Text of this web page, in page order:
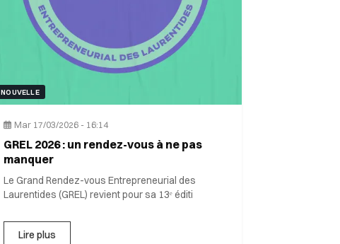
NOUVELLE
Mar 17/03/2026 - 16:14
GREL 2026 : un rendez-vous à ne pas
manquer
Le Grand Rendez-vous Entrepreneurial des
Laurentides (GREL) revient pour sa 13ᵉ éditi
Lire plus